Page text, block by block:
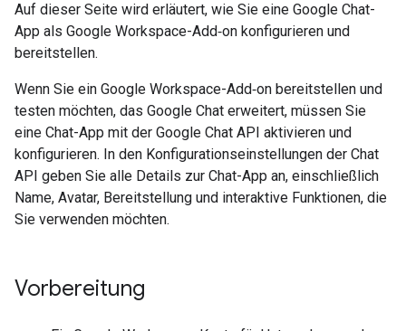
Auf dieser Seite wird erläutert, wie Sie eine Google Chat-
App als Google Workspace-Add‑on konfigurieren und
bereitstellen.
Wenn Sie ein Google Workspace-Add‑on bereitstellen und
testen möchten, das Google Chat erweitert, müssen Sie
eine Chat-App mit der Google Chat API aktivieren und
konfigurieren. In den Konfigurationseinstellungen der Chat
API geben Sie alle Details zur Chat-App an, einschließlich
Name, Avatar, Bereitstellung und interaktive Funktionen, die
Sie verwenden möchten.
Vorbereitung